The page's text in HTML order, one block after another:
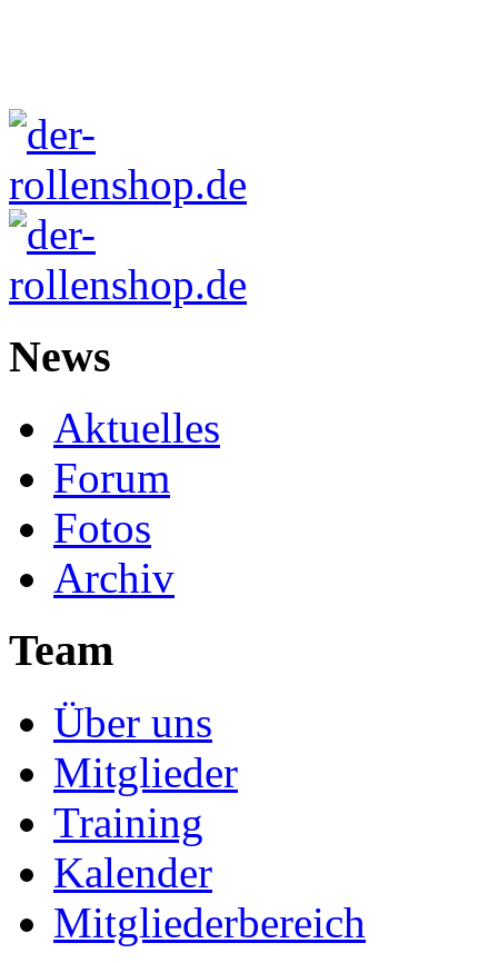
News
Aktuelles
Forum
Fotos
Archiv
Team
Über uns
Mitglieder
Training
Kalender
Mitgliederbereich